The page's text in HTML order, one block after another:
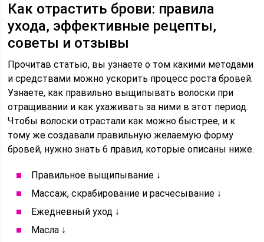
Как отрастить брови: правила
ухода, эффективные рецепты,
советы и отзывы
Прочитав статью, вы узнаете о том какими методами
и средствами можно ускорить процесс роста бровей.
Узнаете, как правильно выщипывать волоски при
отращивании и как ухаживать за ними в этот период.
Чтобы волоски отрастали как можно быстрее, и к
тому же создавали правильную желаемую форму
бровей, нужно знать 6 правил, которые описаны ниже.
Правильное выщипывание ↓
Массаж, скрабирование и расчесывание ↓
Ежедневный уход ↓
Масла ↓